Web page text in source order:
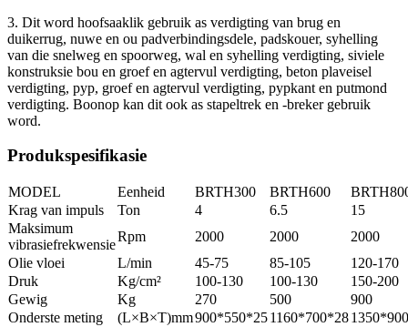
3. Dit word hoofsaaklik gebruik as verdigting van brug en
duikerrug, nuwe en ou padverbindingsdele, padskouer, syhelling
van die snelweg en spoorweg, wal en syhelling verdigting, siviele
konstruksie bou en groef en agtervul verdigting, beton plaveisel
verdigting, pyp, groef en agtervul verdigting, pypkant en putmond
verdigting. Boonop kan dit ook as stapeltrek en -breker gebruik
word.
Produkspesifikasie
MODEL Eenheid BRTH300 BRTH600
Krag van impuls
Ton 4 6.5
15
Maksimum
vibrasiefrekwensie
Rpm 2000 2000
2000
Olie vloei
L/min 45-75 85-105
120-170
Druk
Kg/cm² 100-130 100-130
150-200
Gewig
Kg 270 500
900
Onderste meting
(L×B×T)mm900*550*251160*700*28